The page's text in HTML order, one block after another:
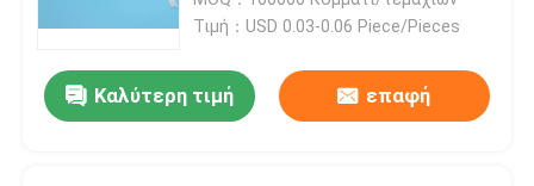
Τιμή：USD 0.03-0.06 Piece/Pieces
Καλύτερη τιμή επαφή